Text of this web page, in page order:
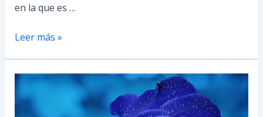
en la que es …
Leer más »
Medidas
de
asociación